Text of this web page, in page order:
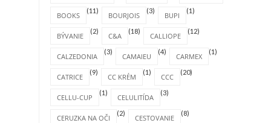
BOOKS
(11)
BOURJOIS
(3)
BUPI
(1)
BÝVANIE
(2)
C&A
(18)
CALLIOPE
(12)
CALZEDONIA
(3)
CAMAIEU
(4)
CARMEX
(1)
CATRICE
(9)
CC KRÉM
(1)
CCC
(20)
CELLU-CUP
(1)
CELULITÍDA
(3)
CERUZKA NA OČI
(2)
CESTOVANIE
(8)